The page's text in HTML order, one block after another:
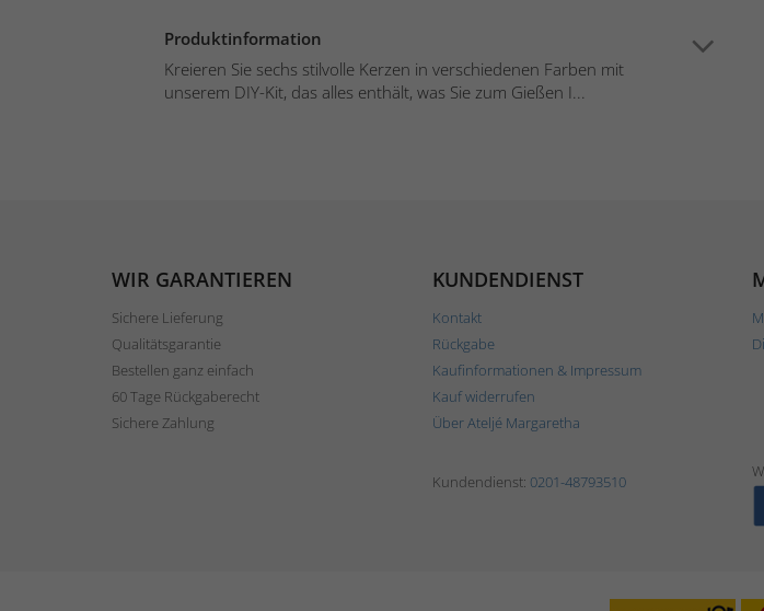
Produktinformation
Kreieren Sie sechs stilvolle Kerzen in verschiedenen Farben mit
unserem DIY-Kit, das alles enthält, was Sie zum Gießen I...
WIR GARANTIEREN
Sichere Lieferung
Qualitätsgarantie
Bestellen ganz einfach
60 Tage Rückgaberecht
Sichere Zahlung
KUNDENDIENST
Kontakt
Rückgabe
Kaufinformationen & Impressum
Kauf widerrufen
Über Ateljé Margaretha
Kundendienst: 0201-48793510